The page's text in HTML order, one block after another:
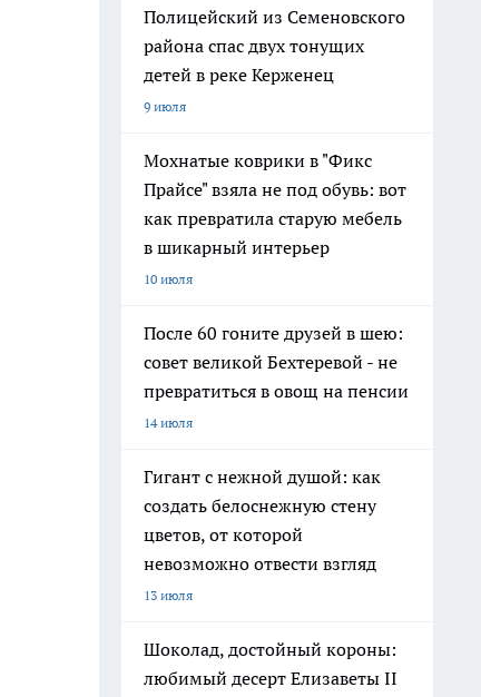
Полицейский из Семеновского
района спас двух тонущих
детей в реке Керженец
9 июля
Мохнатые коврики в "Фикс
Прайсе" взяла не под обувь: вот
как превратила старую мебель
в шикарный интерьер
10 июля
После 60 гоните друзей в шею:
совет великой Бехтеревой - не
превратиться в овощ на пенсии
14 июля
Гигант с нежной душой: как
создать белоснежную стену
цветов, от которой
невозможно отвести взгляд
13 июля
Шоколад, достойный короны:
любимый десерт Елизаветы II